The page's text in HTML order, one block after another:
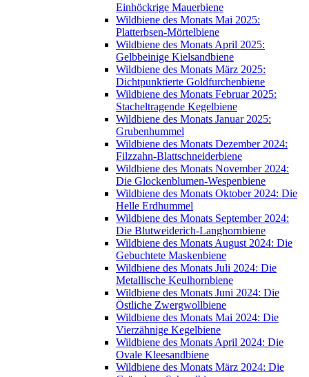
Einhöckrige Mauerbiene
Wildbiene des Monats Mai 2025:
Platterbsen-Mörtelbiene
Wildbiene des Monats April 2025:
Gelbbeinige Kielsandbiene
Wildbiene des Monats März 2025:
Dichtpunktierte Goldfurchenbiene
Wildbiene des Monats Februar 2025:
Stacheltragende Kegelbiene
Wildbiene des Monats Januar 2025:
Grubenhummel
Wildbiene des Monats Dezember 2024:
Filzzahn-Blattschneiderbiene
Wildbiene des Monats November 2024:
Die Glockenblumen-Wespenbiene
Wildbiene des Monats Oktober 2024: Die
Helle Erdhummel
Wildbiene des Monats September 2024:
Die Blutweiderich-Langhornbiene
Wildbiene des Monats August 2024: Die
Gebuchtete Maskenbiene
Wildbiene des Monats Juli 2024: Die
Metallische Keulhornbiene
Wildbiene des Monats Juni 2024: Die
Östliche Zwergwollbiene
Wildbiene des Monats Mai 2024: Die
Vierzähnige Kegelbiene
Wildbiene des Monats April 2024: Die
Ovale Kleesandbiene
Wildbiene des Monats März 2024: Die